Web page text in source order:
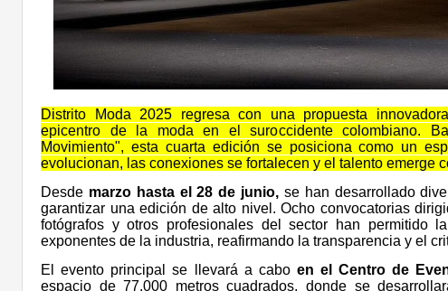
Distrito Moda 2025 regresa con una propuesta
epicentro de la moda en el suroccidente colombiano.
Movimiento", esta cuarta edición se posiciona como un
evolucionan, las conexiones se fortalecen y el talento emerge
Desde marzo hasta el 28 de junio, se han desarrollado
garantizar una edición de alto nivel. Ocho convocatorias
fotógrafos y otros profesionales del sector han permitido
exponentes de la industria, reafirmando la transparencia y el
El evento principal se llevará a cabo en elCentro de
espacio de 77.000 metros cuadrados, donde se